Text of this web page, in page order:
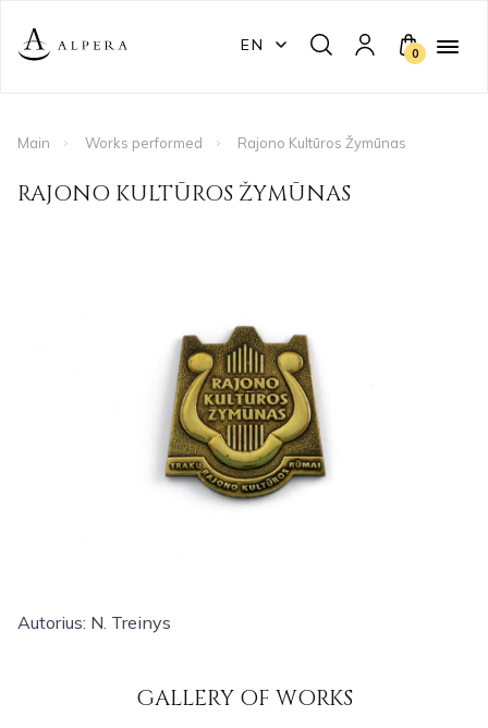
EN 0
Main Works performed Rajono Kultūros Žymūnas
RAJONO KULTŪROS ŽYMŪNAS
Autorius: N. Treinys
GALLERY OF WORKS